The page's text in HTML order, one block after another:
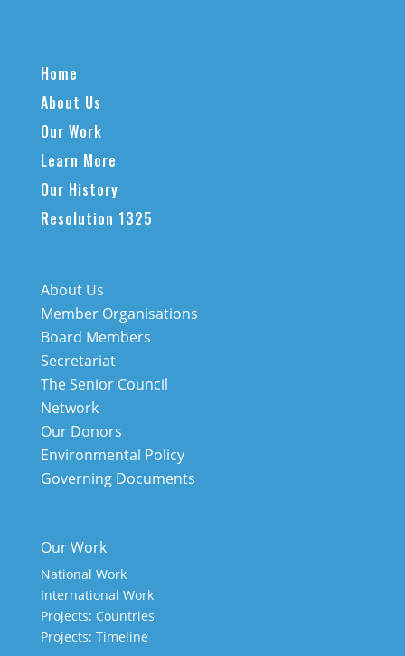
Home
About Us
Our Work
Learn More
Our History
Resolution 1325
About Us
Member Organisations
Board Members
Secretariat
The Senior Council
Network
Our Donors
Environmental Policy
Governing Documents
Our Work
National Work
International Work
Projects: Countries
Projects: Timeline